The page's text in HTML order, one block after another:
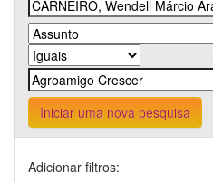
Iniciar uma nova pesquisa
Adicionar filtros: